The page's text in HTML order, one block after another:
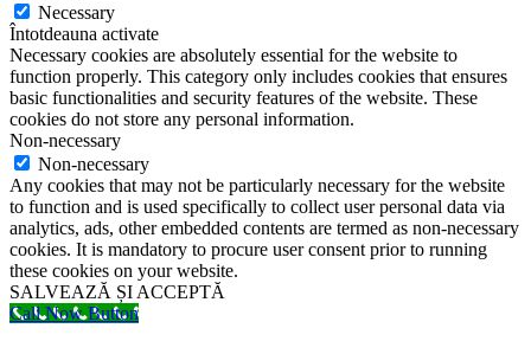
Necessary
Întotdeauna activate
Necessary cookies are absolutely essential for the website to
function properly. This category only includes cookies that ensures
basic functionalities and security features of the website. These
cookies do not store any personal information.
Non-necessary
Non-necessary
Any cookies that may not be particularly necessary for the website
to function and is used specifically to collect user personal data via
analytics, ads, other embedded contents are termed as non-necessary
cookies. It is mandatory to procure user consent prior to running
these cookies on your website.
SALVEAZĂ ȘI ACCEPTĂ
Call Now Button